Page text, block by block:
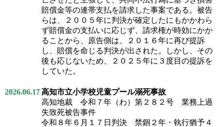
賠償金等の連帯支払を請求した事案である。被告
らは、２００５年に判決が確定したにもかかわら
ず賠償金の支払いに応じず、請求権が時効にかか
ることから、原告側は、２０１６年に再び提訴
し、賠償を命じる判決が出された。しかし、その
後も応じないため、２０２５年に３度目の提訴を
していた。
2026.06.17高知市立小学校児童プール溺死事故
高知地裁 令和７年（わ）第２８２号 業務上過
失致死被告事件
令和８年６月１７日判決 禁錮２年・執行猶予４